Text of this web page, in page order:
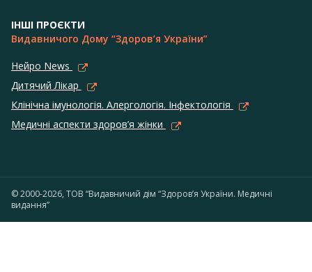
ІНШІ ПРОЄКТИ
Видавничого Дому “Здоров’я України”
Нейро News
Дитячий Лікар
Клінічна імунологія. Алергологія. Інфектологія
Медичні аспекти здоров’я жінки
© 2000-2026, ТОВ “Видавничий дім “Здоров’я України. Медичні
видання”